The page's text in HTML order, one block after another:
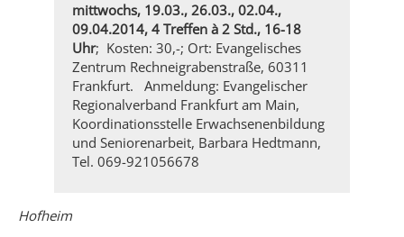
mittwochs, 19.03., 26.03., 02.04.,
09.04.2014, 4 Treffen à 2 Std., 16-18
Uhr; Kosten: 30,-; Ort: Evangelisches
Zentrum Rechneigrabenstraße, 60311
Frankfurt. Anmeldung: Evangelischer
Regionalverband Frankfurt am Main,
Koordinationsstelle Erwachsenenbildung
und Seniorenarbeit, Barbara Hedtmann,
Tel. 069-921056678
Hofheim